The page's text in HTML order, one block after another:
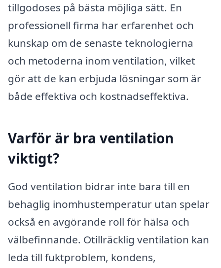
tillgodoses på bästa möjliga sätt. En
professionell firma har erfarenhet och
kunskap om de senaste teknologierna
och metoderna inom ventilation, vilket
gör att de kan erbjuda lösningar som är
både effektiva och kostnadseffektiva.
Varför är bra ventilation
viktigt?
God ventilation bidrar inte bara till en
behaglig inomhustemperatur utan spelar
också en avgörande roll för hälsa och
välbefinnande. Otillräcklig ventilation kan
leda till fuktproblem, kondens,